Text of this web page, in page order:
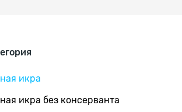
икра
икра без консерванта